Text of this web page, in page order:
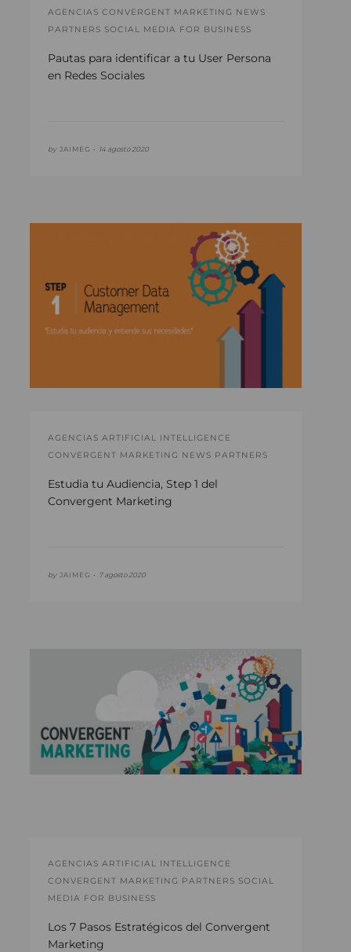
AGENCIAS CONVERGENT MARKETING NEWS
PARTNERS SOCIAL MEDIA FOR BUSINESS
Pautas para identificar a tu User Persona
en Redes Sociales
by JAIMEG • 14 agosto 2020
AGENCIAS ARTIFICIAL INTELLIGENCE
CONVERGENT MARKETING NEWS PARTNERS
Estudia tu Audiencia, Step 1 del
Convergent Marketing
by JAIMEG • 7 agosto 2020
AGENCIAS ARTIFICIAL INTELLIGENCE
CONVERGENT MARKETING PARTNERS SOCIAL
MEDIA FOR BUSINESS
Los 7 Pasos Estratégicos del Convergent
Marketing